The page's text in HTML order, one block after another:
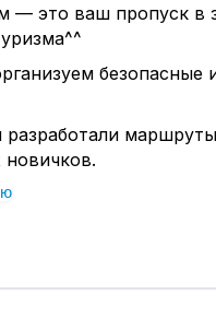
— это ваш пропуск в
безопасные
послушные и
в горы, отлично
опытные